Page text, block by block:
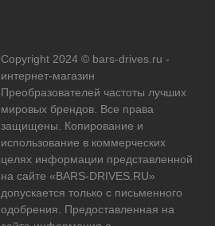
Copyright 2024 © bars-drives.ru -
интернет-магазин
Преобразователей частоты лучших
мировых брендов. Все права
защищены. Копирование и
использование в коммерческих
целях информации представленной
на сайте «BARS-DRIVES.RU»
допускается только с письменного
одобрения. Предоставленная на